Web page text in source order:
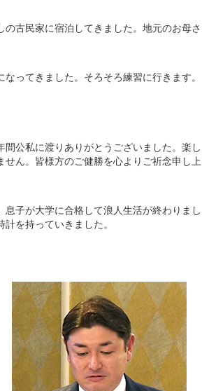
古民家に宿泊してきました。地元のお母さ
ってきました。そろそろ練習に行きます。
公私に渡りありがとうございました。楽し
ん。皆様方のご健勝を心よりご祈念申し上
子が大学に合格して浪人生活が終わりまし
を持っていきました。